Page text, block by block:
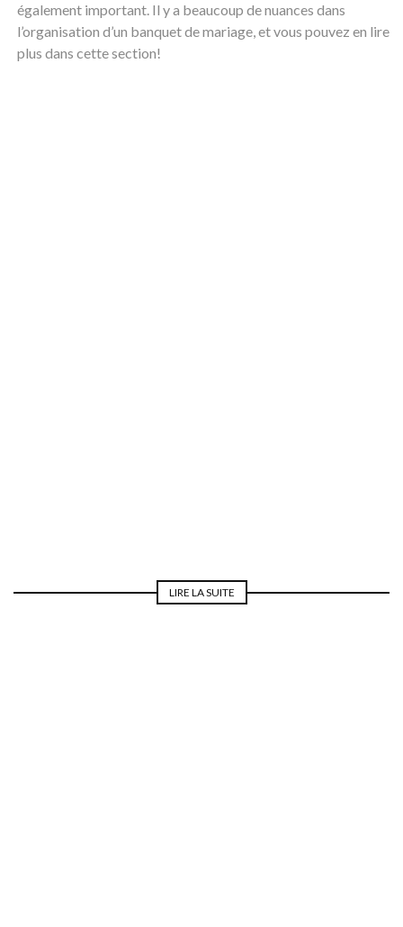
également important. Il y a beaucoup de nuances dans
l’organisation d’un banquet de mariage, et vous pouvez en lire
plus dans cette section!
LIRE LA SUITE